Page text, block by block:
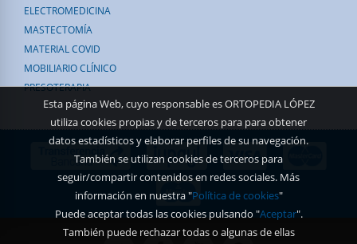
Esta página Web, cuyo responsable es ORTOPEDIA LÓPEZ
utiliza cookies propias y de terceros para para obtener
datos estadísticos y elaborar perfiles de su navegación.
También se utilizan cookies de terceros para
seguir/compartir contenidos en redes sociales. Más
información en nuestra "Política de cookies"
Puede aceptar todas las cookies pulsando "Aceptar".
También puede rechazar todas o algunas de ellas
ELECTROMEDICINA
MASTECTOMÍA
MATERIAL COVID
MOBILIARIO CLÍNICO
PRESOTERAPIA